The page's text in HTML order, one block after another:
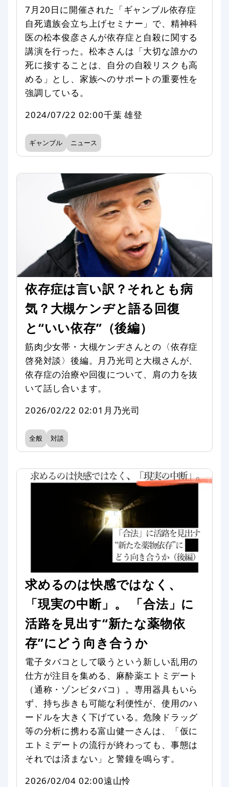
7月20日に開催された「ギャンブル依存症
自死遺族会立ち上げセミナー」で、精神科
医の松本俊彦さんが依存症と自殺に関する
講演を行った。松本さんは「大切な誰かの
死に接することは、自分の自殺リスクも高
める」とし、家族へのサポートの重要性を
強調している。
2024/07/22 02:00千葉 雄登
ギャンブル ニュース
依存症は言い訳？それとも病
気？大槻ケンヂと語る回復
と“いい依存”（後編）
筋肉少女帯・大槻ケンヂさんとの〈依存症
啓発対談〉後編。月乃光司と大槻さんが、
依存症の治療や回復について、肩の力を抜
いて話し合います。
2026/02/22 02:01 月乃光司
全般 対談
求めるのは快感ではなく、
「現実の中断」。 「合法」に
活路を見出す“新たな薬物依
存”にどう向き合うか
電子タバコとして吸うという新しい乱用の
仕方が注目を集める、麻酔薬エトミデート
（通称・ゾンビタバコ）。専用器具もいら
ず、持ち歩きも可能な利便性が、使用のハ
ードルを大きく下げている。危険ドラッグ
等の分析に携わる富山健一さんは、「仮に
エトミデートの流行が終わっても、事態は
それでは済まない」と警鐘を鳴らす。
2026/02/04 02:00遠山怜